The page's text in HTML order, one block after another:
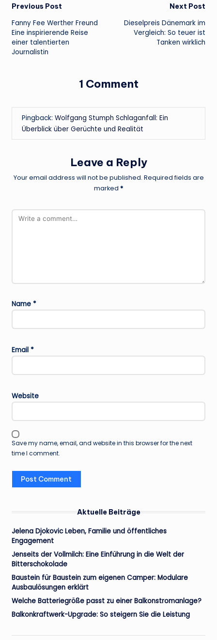
Post
navigation
Previous Post
Fanny Fee Werther Freund
Eine inspirierende Reise
einer talentierten
Journalistin
Next Post
Dieselpreis Dänemark im
Vergleich: So teuer ist
Tanken wirklich
1 Comment
Pingback: Wolfgang Stumph Schlaganfall: Ein
Überblick über Gerüchte und Realität
Leave a Reply
Your email address will not be published. Required fields are
marked *
Name *
Email *
Website
Save my name, email, and website in this browser for the next
time I comment.
Aktuelle Beiträge
Jelena Djokovic Leben, Familie und öffentliches
Engagement
Jenseits der Vollmilch: Eine Einführung in die Welt der
Bitterschokolade
Baustein für Baustein zum eigenen Camper: Modulare
Ausbaulösungen erklärt
Welche Batteriegröße passt zu einer Balkonstromanlage?
Balkonkraftwerk-Upgrade: So steigern Sie die Leistung